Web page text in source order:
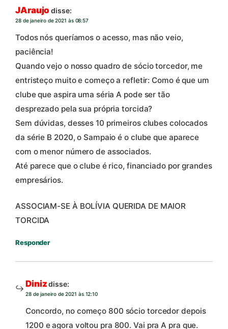
JAraujo disse:
28 de janeiro de 2021 às 08:57
Todos nós queríamos o acesso, mas não veio,
paciência!
Quando vejo o nosso quadro de sócio torcedor, me
entristeço muito e começo a refletir: Como é que um
clube que aspira uma séria A pode ser tão
desprezado pela sua própria torcida?
Sem dúvidas, desses 10 primeiros clubes colocados
da série B 2020, o Sampaio é o clube que aparece
com o menor número de associados.
Até parece que o clube é rico, financiado por grandes
empresários.
ASSOCIAM-SE À BOLÍVIA QUERIDA DE MAIOR
TORCIDA
Responder
Diniz disse:
28 de janeiro de 2021 às 12:10
Concordo, no começo 800 sócio torcedor depois
1200 e agora voltou pra 800. Vai pra A pra que.